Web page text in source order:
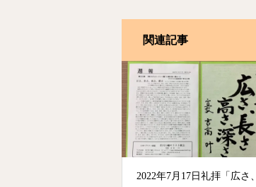
関連記事
2022年7月17日礼拝「広さ、